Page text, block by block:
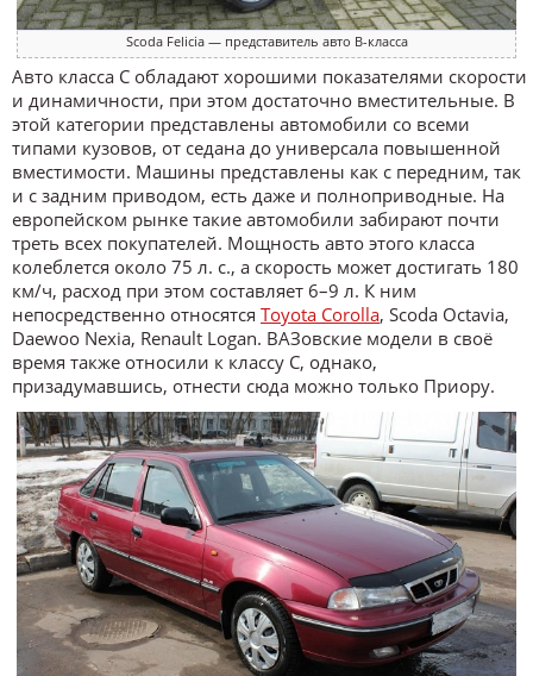
Scoda Felicia — представитель авто B-класса
Авто класса C обладают хорошими показателями скорости
и динамичности, при этом достаточно вместительные. В
этой категории представлены автомобили со всеми
типами кузовов, от седана до универсала повышенной
вместимости. Машины представлены как с передним, так
и с задним приводом, есть даже и полноприводные. На
европейском рынке такие автомобили забирают почти
треть всех покупателей. Мощность авто этого класса
колеблется около 75 л. с., а скорость может достигать 180
км/ч, расход при этом составляет 6–9 л. К ним
непосредственно относятся Toyota Corolla, Scoda Octavia,
Daewoo Nexia, Renault Logan. ВАЗовские модели в своё
время также относили к классу C, однако,
призадумавшись, отнести сюда можно только Приору.